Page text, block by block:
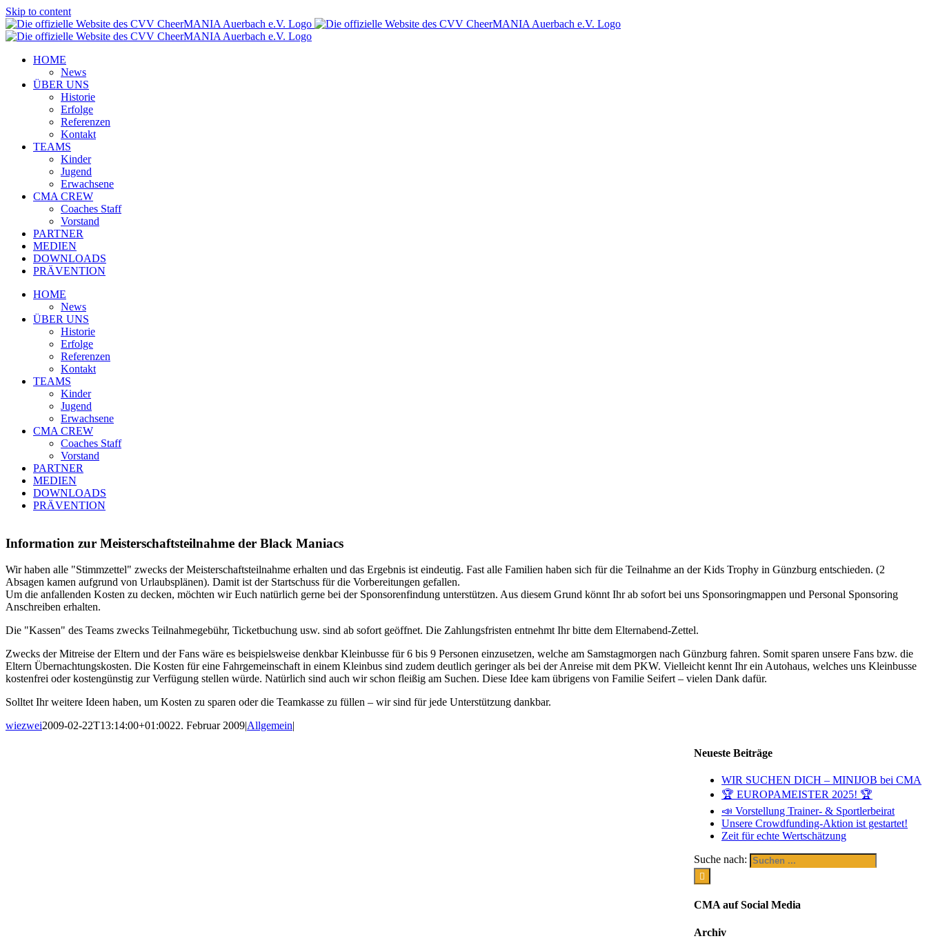
Skip to content
HOME
News
ÜBER UNS
Historie
Erfolge
Referenzen
Kontakt
TEAMS
Kinder
Jugend
Erwachsene
CMA CREW
Coaches Staff
Vorstand
PARTNER
MEDIEN
DOWNLOADS
PRÄVENTION
HOME
News
ÜBER UNS
Historie
Erfolge
Referenzen
Kontakt
TEAMS
Kinder
Jugend
Erwachsene
CMA CREW
Coaches Staff
Vorstand
PARTNER
MEDIEN
DOWNLOADS
PRÄVENTION
Information zur Meisterschaftsteilnahme der Black Maniacs
Wir haben alle "Stimmzettel" zwecks der Meisterschaftsteilnahme erhalten und das Ergebnis ist eindeutig. Fast alle Familien haben sich für die Teilnahme an der Kids Trophy in Günzburg entschieden. (2
Absagen kamen aufgrund von Urlaubsplänen). Damit ist der Startschuss für die Vorbereitungen gefallen.
Um die anfallenden Kosten zu decken, möchten wir Euch natürlich gerne bei der Sponsorenfindung unterstützen. Aus diesem Grund könnt Ihr ab sofort bei uns Sponsoringmappen und Personal Sponsoring
Anschreiben erhalten.
Die "Kassen" des Teams zwecks Teilnahmegebühr, Ticketbuchung usw. sind ab sofort geöffnet. Die Zahlungsfristen entnehmt Ihr bitte dem Elternabend-Zettel.
Zwecks der Mitreise der Eltern und der Fans wäre es beispielsweise denkbar Kleinbusse für 6 bis 9 Personen einzusetzen, welche am Samstagmorgen nach Günzburg fahren. Somit sparen unsere Fans bzw. die
Eltern Übernachtungskosten. Die Kosten für eine Fahrgemeinschaft in einem Kleinbus sind zudem deutlich geringer als bei der Anreise mit dem PKW. Vielleicht kennt Ihr ein Autohaus, welches uns Kleinbusse
kostenfrei oder kostengünstig zur Verfügung stellen würde. Natürlich sind auch wir schon fleißig am Suchen. Diese Idee kam übrigens von Familie Seifert – vielen Dank dafür.
Solltet Ihr weitere Ideen haben, um Kosten zu sparen oder die Teamkasse zu füllen – wir sind für jede Unterstützung dankbar.
wiezwei2009-02-22T13:14:00+01:0022. Februar 2009|Allgemein|
Neueste Beiträge
WIR SUCHEN DICH – MINIJOB bei CMA
🏆 EUROPAMEISTER 2025! 🏆
📣 Vorstellung Trainer- & Sportlerbeirat
Unsere Crowdfunding-Aktion ist gestartet!
Zeit für echte Wertschätzung
Suche nach:
CMA auf Social Media
Archiv